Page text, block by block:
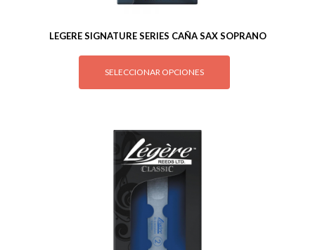
LEGERE SIGNATURE SERIES CAÑA SAX SOPRANO
SELECCIONAR OPCIONES